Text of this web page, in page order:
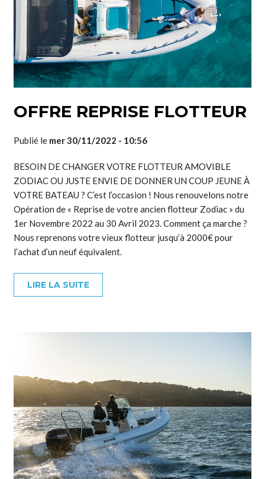
OFFRE REPRISE FLOTTEUR
Publié le mer 30/11/2022 - 10:56
BESOIN DE CHANGER VOTRE FLOTTEUR AMOVIBLE
ZODIAC OU JUSTE ENVIE DE DONNER UN COUP JEUNE À
VOTRE BATEAU ? C’est l’occasion ! Nous renouvelons notre
Opération de « Reprise de votre ancien flotteur Zodiac » du
1er Novembre 2022 au 30 Avril 2023. Comment ça marche ?
Nous reprenons votre vieux flotteur jusqu’à 2000€ pour
l’achat d’un neuf équivalent.
LIRE LA SUITE